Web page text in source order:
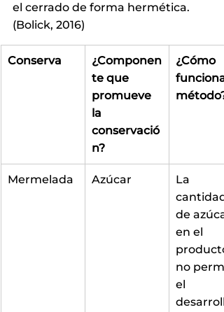
el cerrado de forma hermética.
(Bolick, 2016)
Conserva
¿Componen
te que
promueve
la
conservació
n?
¿Cómo
método?
Mermelada Azúcar
La
cantidad
de
en el
no
el